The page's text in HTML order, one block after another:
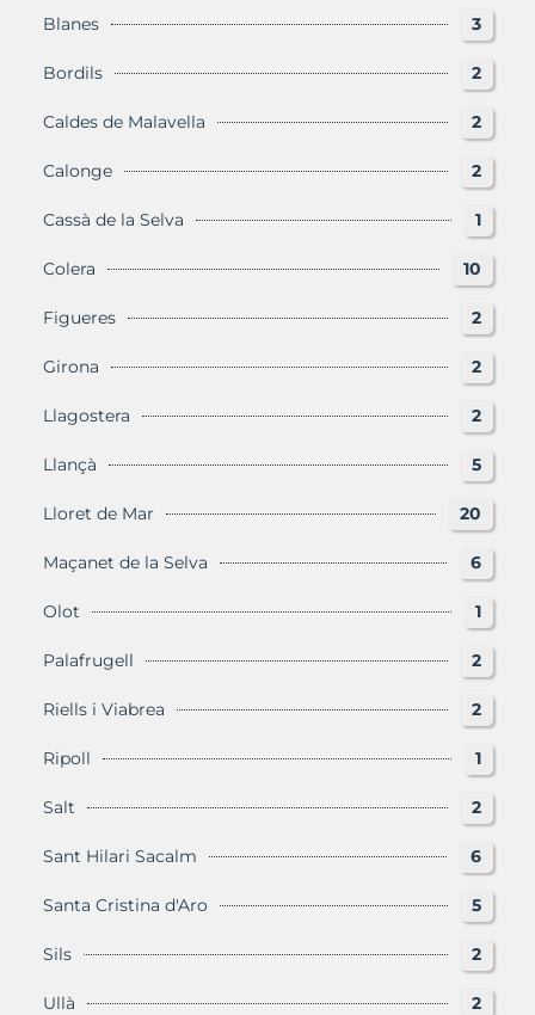
Blanes 3
Bordils 2
Caldes de Malavella 2
Calonge 2
Cassà de la Selva 1
Colera 10
Figueres 2
Girona 2
Llagostera 2
Llançà 5
Lloret de Mar 20
Maçanet de la Selva 6
Olot 1
Palafrugell 2
Riells i Viabrea 2
Ripoll 1
Salt 2
Sant Hilari Sacalm 6
Santa Cristina d'Aro 5
Sils 2
Ullà 2